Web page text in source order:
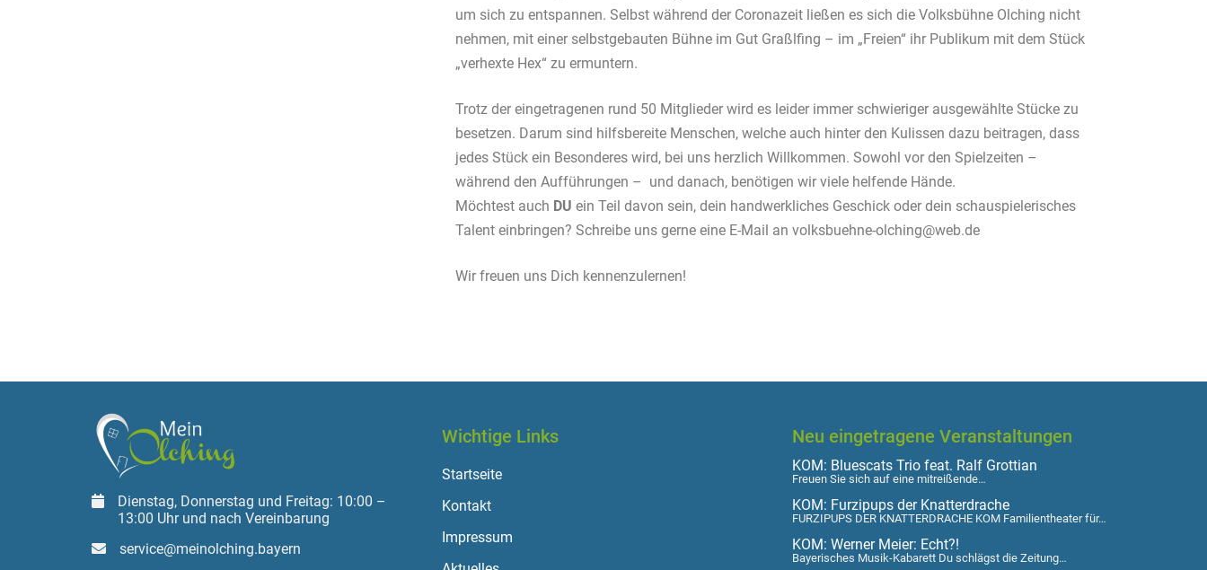
um sich zu entspannen. Selbst während der Coronazeit ließen es sich die Volksbühne Olching nicht
nehmen, mit einer selbstgebauten Bühne im Gut Graßlfing – im „Freien“ ihr Publikum mit dem Stück
„verhexte Hex“ zu ermuntern.
Trotz der eingetragenen rund 50 Mitglieder wird es leider immer schwieriger ausgewählte Stücke zu
besetzen. Darum sind hilfsbereite Menschen, welche auch hinter den Kulissen dazu beitragen, dass
jedes Stück ein Besonderes wird, bei uns herzlich Willkommen. Sowohl vor den Spielzeiten –
während den Aufführungen – und danach, benötigen wir viele helfende Hände.
Möchtest auch DU ein Teil davon sein, dein handwerkliches Geschick oder dein schauspielerisches
Talent einbringen? Schreibe uns gerne eine E-Mail an volksbuehne-olching@web.de
Wir freuen uns Dich kennenzulernen!
Dienstag, Donnerstag und Freitag: 10:00 –
13:00 Uhr und nach Vereinbarung
service@meinolching.bayern
Wichtige Links
Startseite
Kontakt
Impressum
Neu eingetragene Veranstaltungen
KOM: Bluescats Trio feat. Ralf Grottian
Freuen Sie sich auf eine mitreißende…
KOM: Furzipups der Knatterdrache
FURZIPUPS DER KNATTERDRACHE KOM Familientheater für…
KOM: Werner Meier: Echt?!
Bayerisches Musik-Kabarett Du schlägst die Zeitung…